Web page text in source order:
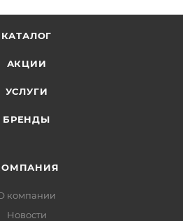
КАТАЛОГ
АКЦИИ
УСЛУГИ
БРЕНДЫ
компании
Новости